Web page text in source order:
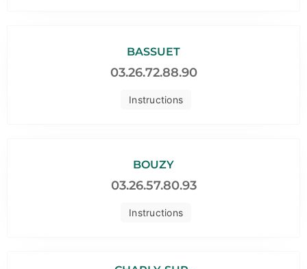
Instructions
BASSUET
03.26.72.88.90
Instructions
BOUZY
03.26.57.80.93